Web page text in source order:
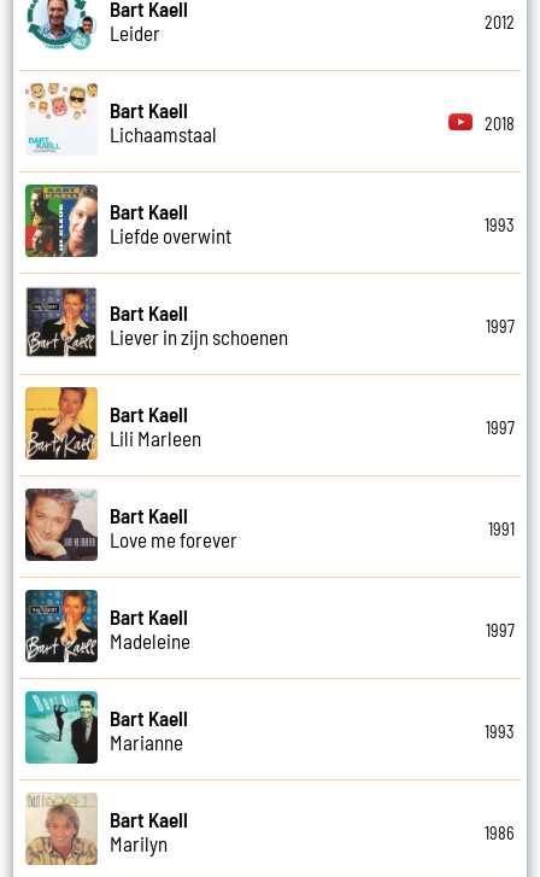
Bart Kaell
Leider
2012
Bart Kaell
Lichaamstaal
2018
Bart Kaell
Liefde overwint
1993
Bart Kaell
Liever in zijn schoenen
1997
Bart Kaell
Lili Marleen
1997
Bart Kaell
Love me forever
1991
Bart Kaell
Madeleine
1997
Bart Kaell
Marianne
1993
Bart Kaell
Marilyn
1986